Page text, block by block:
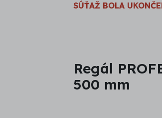
SÚŤAŽ BOLA
Regál
500 mm